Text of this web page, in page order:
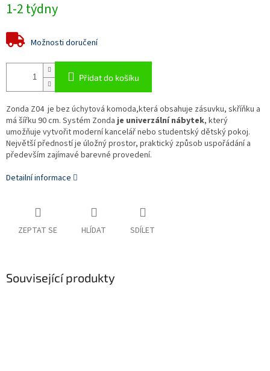
cena:
1-2 týdny
Možnosti doručení
Přidat do košíku
Zonda Z04 je bez úchytová komoda,která obsahuje zásuvku, skříňku a
má šířku 90 cm. Systém Zondaje univerzální nábytek, který
umožňuje vytvořit moderní kancelář nebo studentský dětský pokoj.
Největší předností je úložný prostor, praktický způsob uspořádání a
především zajímavé barevné provedení.
Detailní informace
ZEPTAT SE HLÍDAT SDÍLET
Související produkty